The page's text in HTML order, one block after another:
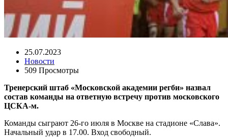
25.07.2023
Новости
509 Просмотры
Тренерский штаб «Московской академии регби» назвал
состав команды на ответную встречу против московского
ЦСКА-м.
Команды сыграют 26-го июля в Москве на стадионе «Слава».
Начальный удар в 17.00. Вход свободный.